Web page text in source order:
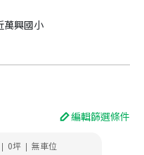
萬興國小
編輯篩選條件
| 0坪 | 無車位